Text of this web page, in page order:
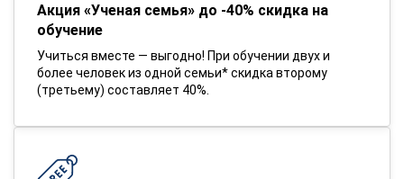
Акция «Ученая семья» до -40% скидка на
обучение
Учиться вместе — выгодно! При обучении двух и
более человек из одной семьи* скидка второму
(третьему) составляет 40%.